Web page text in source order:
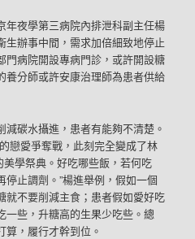
年夜學第三病院內排泄科副主任楊
生辦事中間，需求加倍細致地停止
門病院開設專病門診，或許開設糖
養分師或許安康治理師為患者供給
碳水攝進，患者有能夠不清楚。
戀愛爭奪戰，此刻完全變成了林
學祭典。好吃哪些飯，若何吃
止調劑。”楊進舉例，假如一個
就不要削減主食；患者假如愛好吃
一些，升糖高的生果少吃些。總
算，履行才幹到位。